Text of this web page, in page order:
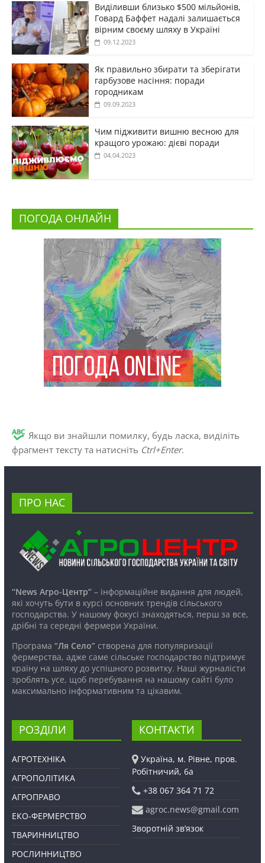
Виділивши близько $500 мільйонів,
Говард Баффет надалі залишається
вірним своєму шляху в Україні
09.12.2023
Як правильно збирати та зберігати
гарбузове насіння: поради
городникам
09.09.2023
Чим підживити вишню весною для
кращого урожаю: дієві поради
04.04.2023
ПОГОДА ОНЛАЙН
Якщо ви знайшли помилку, будь ласка, виділіть
фрагмент тексту та натисніть Ctrl+Enter.
ПРО НАС
“News Агро-Центр”– інформаційне видання для людей,
які хочуть бути в курсі основних трендів сільського
господарства. У нашому фокусі знаходяться, перш за все,
дрібні та середні фермери України.
Програма “Ля Село”створена для популяризації
фермерства, адже саме сільське господарство підтримує
країну на шляху до успішного розвитку. Наші журналісти
зроблять усе, щоб перебування на нашому сайті було
максимально інформативним та цікавим.
РОЗДІЛИ
АГРОТЕХНІКА
АГРОПОЛІТИКА
АГРОПРАВО
ЕКО-ФЕРМЕРСТВО
ТВАРИННИЦТВО
РОСЛИННИЦТВО
КОНТАКТИ
Україна, м. Рівне, пров.
Робітничий, 6а
+38 067 364 71 72
agroc.news@gmail.com
Зворотній зв’язок